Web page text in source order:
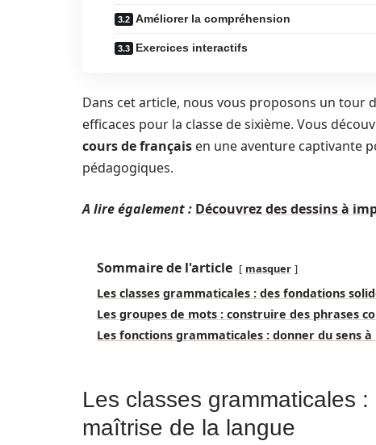
Améliorer la compréhension
Exercices interactifs
Dans cet article, nous vous proposons un tour
efficaces pour la classe de sixième. Vous
cours de français en une aventure captivante
pédagogiques.
A lire également : Découvrez des dessins à
Sommaire de l'article masquer
Les classes grammaticales : des fondations
Les groupes de mots : construire des phrases
Les fonctions grammaticales : donner du sens
Les classes grammaticales
maîtrise de la langue